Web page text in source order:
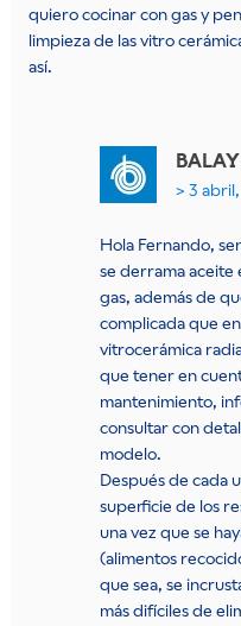
quiero cocinar con gas y
limpieza de las vitro
así.
BALAY
3 abril,
Hola Fernando,
se derrama aceite
gas, además de
complicada que
vitrocerámica
que tener en
mantenimiento,
consultar con
modelo.
Después de cada
superficie de los
una vez que se
(alimentos
que sea, se
más difíciles de